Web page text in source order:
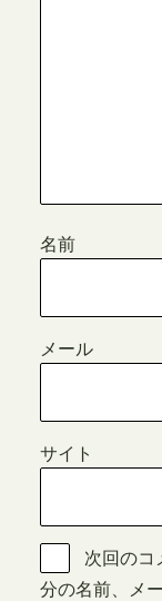
名前
メール
サイト
次回のコ
分の名前、メ